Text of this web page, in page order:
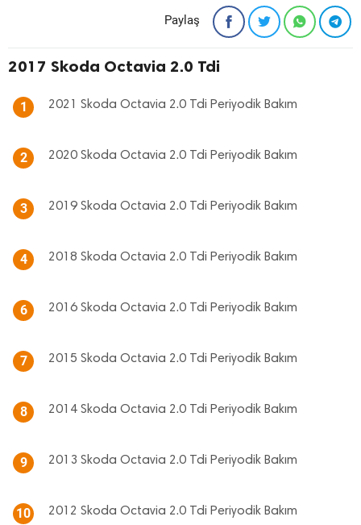
Paylaş
2017 Skoda Octavia 2.0 Tdi
1 2021 Skoda Octavia 2.0 Tdi Periyodik Bakım
2 2020 Skoda Octavia 2.0 Tdi Periyodik Bakım
3 2019 Skoda Octavia 2.0 Tdi Periyodik Bakım
4 2018 Skoda Octavia 2.0 Tdi Periyodik Bakım
6 2016 Skoda Octavia 2.0 Tdi Periyodik Bakım
7 2015 Skoda Octavia 2.0 Tdi Periyodik Bakım
8 2014 Skoda Octavia 2.0 Tdi Periyodik Bakım
9 2013 Skoda Octavia 2.0 Tdi Periyodik Bakım
10 2012 Skoda Octavia 2.0 Tdi Periyodik Bakım